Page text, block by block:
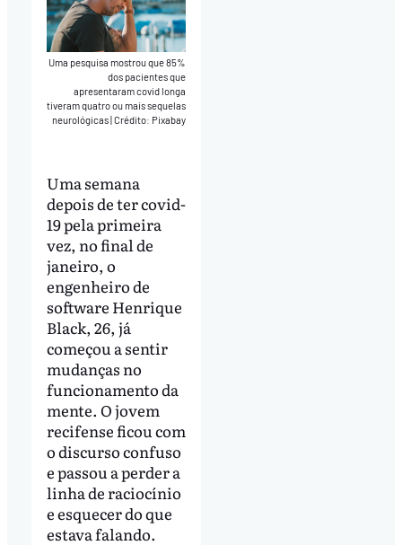
Uma pesquisa mostrou que 85%
dos pacientes que
apresentaram covid longa
tiveram quatro ou mais sequelas
neurológicas|Crédito: Pixabay
Uma semana
depois de ter covid-
19 pela primeira
vez, no final de
janeiro, o
engenheiro de
software Henrique
Black, 26, já
começou a sentir
mudanças no
funcionamento da
mente. O jovem
recifense ficou com
o discurso confuso
e passou a perder a
linha de raciocínio
e esquecer do que
estava falando.